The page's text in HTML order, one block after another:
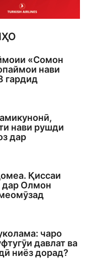
«Сомон
нави
гардид
нави рушди
дар
Қиссаи
дар Олмон
чаро
давлат ва
ниёз дорад?